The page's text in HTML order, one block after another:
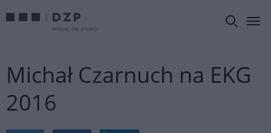
Michał Czarnuch na EKG
2016